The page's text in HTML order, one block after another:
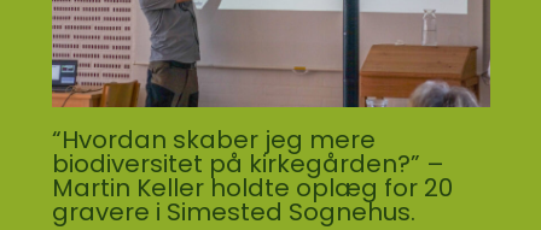
“Hvordan skaber jeg mere
biodiversitet på kirkegården?” –
Martin Keller holdte oplæg for 20
gravere i Simested Sognehus.